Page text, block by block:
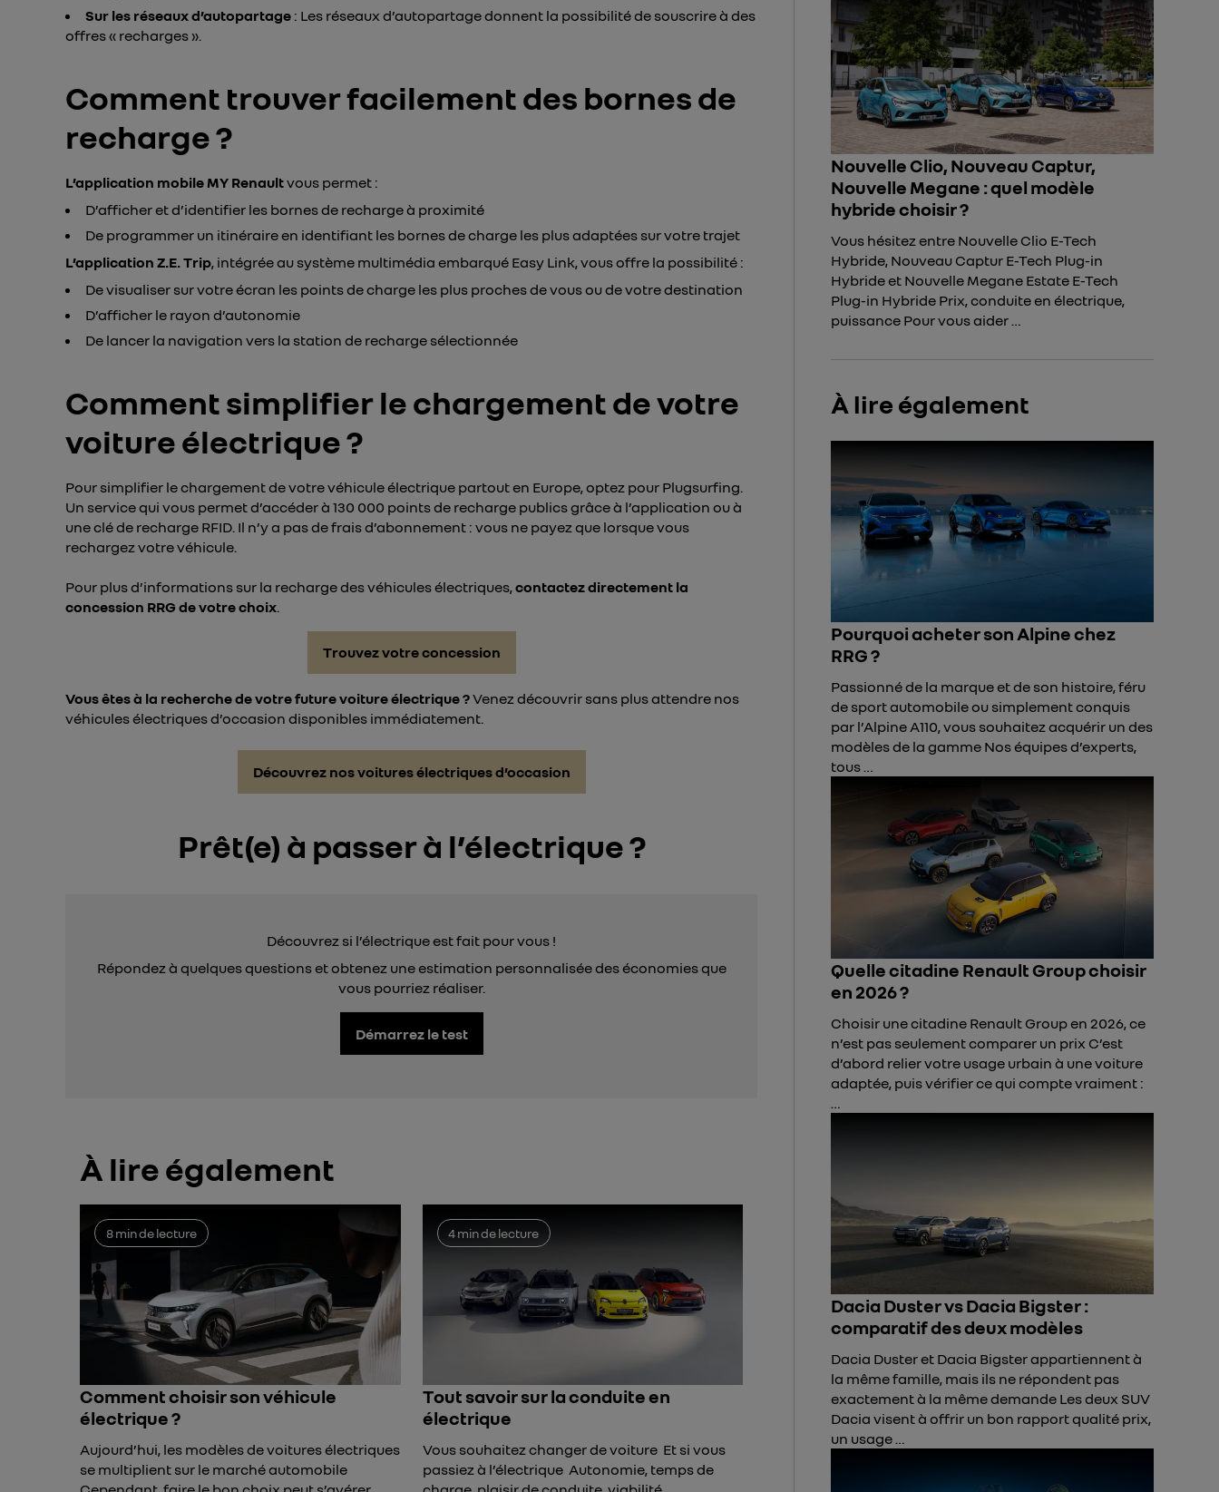
Sur les réseaux d’autopartage : Les réseaux d’autopartage donnent la possibilité de souscrire à des
offres « recharges ».
Comment trouver facilement des bornes de
recharge ?
L’application mobile MY Renaultvous permet :
D’afficher et d’identifier les bornes de recharge à proximité
De programmer un itinéraire en identifiant les bornes de charge les plus adaptées sur votre trajet
L’application Z.E. Trip, intégrée au système multimédia embarqué Easy Link, vous offre la possibilité :
De visualiser sur votre écran les points de charge les plus proches de vous ou de votre destination
D’afficher le rayon d’autonomie
De lancer la navigation vers la station de recharge sélectionnée
Comment simplifier le chargement de votre
voiture électrique ?
Pour simplifier le chargement de votre véhicule électrique partout en Europe, optez pour Plugsurfing.
Un service qui vous permet d’accéder à 130 000 points de recharge publics grâce à l’application ou à
une clé de recharge RFID. Il n’y a pas de frais d’abonnement : vous ne payez que lorsque vous
rechargez votre véhicule.
Pour plus d’informations sur la recharge des véhicules électriques,contactez directement la
concession RRG de votre choix.
Trouvez votre concession
Vous êtes à la recherche de votre future voiture électrique ?Venez découvrir sans plus attendre nos
véhicules électriques d’occasion disponibles immédiatement.
Découvrez nos voitures électriques d’occasion
Prêt(e) à passer à l’électrique ?
Découvrez si l’électrique est fait pour vous !
Répondez à quelques questions et obtenez une estimation personnalisée des économies que
vous pourriez réaliser.
Démarrez le test
À lire également
8 min de lecture
Comment choisir son véhicule
électrique ?
Aujourd’hui, les modèles de voitures électriques
se multiplient sur le marché automobile
4 min de lecture
Tout savoir sur la conduite en
électrique
Vous souhaitez changer de voiture Et si vous
passiez à l’électrique Autonomie, temps de
Nouvelle Clio, Nouveau Captur,
Nouvelle Megane : quel modèle
hybride choisir ?
Vous hésitez entre Nouvelle Clio E-Tech
Hybride, Nouveau Captur E-Tech Plug-in
Hybride et Nouvelle Megane Estate E-Tech
Plug-in Hybride Prix, conduite en électrique,
puissance Pour vous aider …
À lire également
Pourquoi acheter son Alpine chez
RRG ?
Passionné de la marque et de son histoire, féru
de sport automobile ou simplement conquis
par l’Alpine A110, vous souhaitez acquérir un des
modèles de la gamme Nos équipes d’experts,
tous …
Quelle citadine Renault Group choisir
en 2026 ?
Choisir une citadine Renault Group en 2026, ce
n’est pas seulement comparer un prix C’est
d’abord relier votre usage urbain à une voiture
adaptée, puis vérifier ce qui compte vraiment :
…
Dacia Duster vs Dacia Bigster :
comparatif des deux modèles
Dacia Duster et Dacia Bigster appartiennent à
la même famille, mais ils ne répondent pas
exactement à la même demande Les deux SUV
Dacia visent à offrir un bon rapport qualité prix,
un usage …